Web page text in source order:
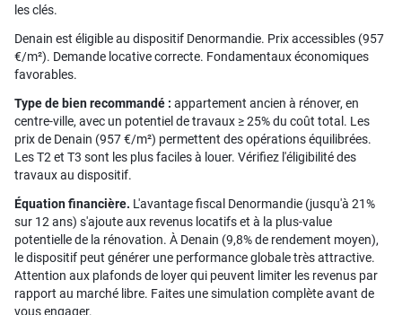
les clés.
Denain est éligible au dispositif Denormandie. Prix accessibles (957
€/m²). Demande locative correcte. Fondamentaux économiques
favorables.
Type de bien recommandé : appartement ancien à rénover, en
centre-ville, avec un potentiel de travaux ≥ 25% du coût total. Les
prix de Denain (957 €/m²) permettent des opérations équilibrées.
Les T2 et T3 sont les plus faciles à louer. Vérifiez l'éligibilité des
travaux au dispositif.
Équation financière. L'avantage fiscal Denormandie (jusqu'à 21%
sur 12 ans) s'ajoute aux revenus locatifs et à la plus-value
potentielle de la rénovation. À Denain (9,8% de rendement moyen),
le dispositif peut générer une performance globale très attractive.
Attention aux plafonds de loyer qui peuvent limiter les revenus par
rapport au marché libre. Faites une simulation complète avant de
vous engager.